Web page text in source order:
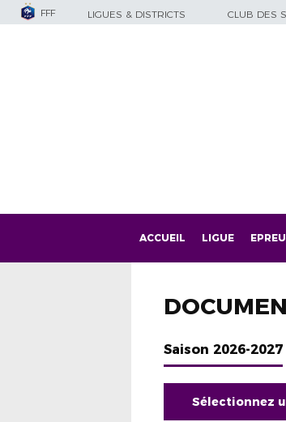
FFF LIGUES & DISTRICTS CLUB DES
ACCUEIL LIGUE
Saison 2026-2027
Sélectionnez